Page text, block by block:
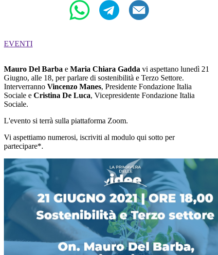
EVENTI
Mauro Del Barba e Maria Chiara Gadda vi aspettano lunedì 21
Giugno, alle 18, per parlare di sostenibilità e Terzo Settore.
Interverranno Vincenzo Manes, Presidente Fondazione Italia
Sociale e Cristina De Luca, Vicepresidente Fondazione Italia
Sociale.
L'evento si terrà sulla piattaforma Zoom.
Vi aspettiamo numerosi, iscriviti al modulo qui sotto per
partecipare*.